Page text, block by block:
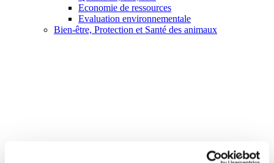
Economie de ressources
Evaluation environnementale
Bien-être, Protection et Santé des animaux